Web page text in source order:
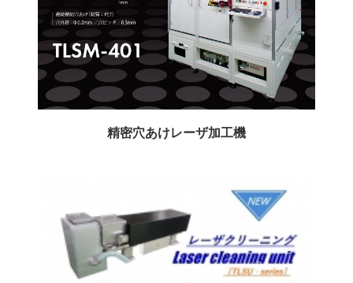
精密穴あけレーザ加工機